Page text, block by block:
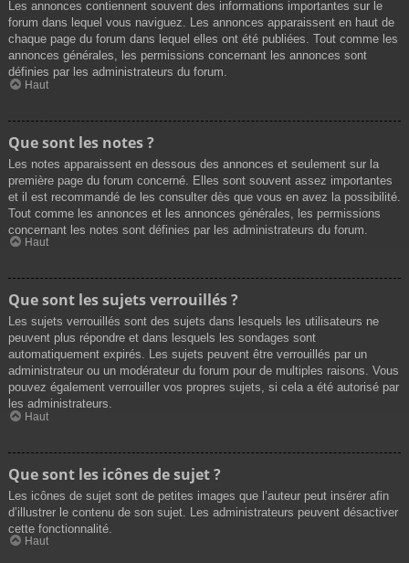
Les annonces contiennent souvent des informations importantes sur le
forum dans lequel vous naviguez. Les annonces apparaissent en haut de
chaque page du forum dans lequel elles ont été publiées. Tout comme les
annonces générales, les permissions concernant les annonces sont
définies par les administrateurs du forum.
Haut
Que sont les notes ?
Les notes apparaissent en dessous des annonces et seulement sur la
première page du forum concerné. Elles sont souvent assez importantes
et il est recommandé de les consulter dès que vous en avez la possibilité.
Tout comme les annonces et les annonces générales, les permissions
concernant les notes sont définies par les administrateurs du forum.
Haut
Que sont les sujets verrouillés ?
Les sujets verrouillés sont des sujets dans lesquels les utilisateurs ne
peuvent plus répondre et dans lesquels les sondages sont
automatiquement expirés. Les sujets peuvent être verrouillés par un
administrateur ou un modérateur du forum pour de multiples raisons. Vous
pouvez également verrouiller vos propres sujets, si cela a été autorisé par
les administrateurs.
Haut
Que sont les icônes de sujet ?
Les icônes de sujet sont de petites images que l’auteur peut insérer afin
d’illustrer le contenu de son sujet. Les administrateurs peuvent désactiver
cette fonctionnalité.
Haut